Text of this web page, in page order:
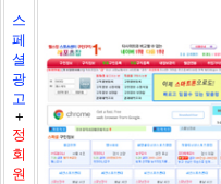
스
페
셜
광
고
+
정
회
원